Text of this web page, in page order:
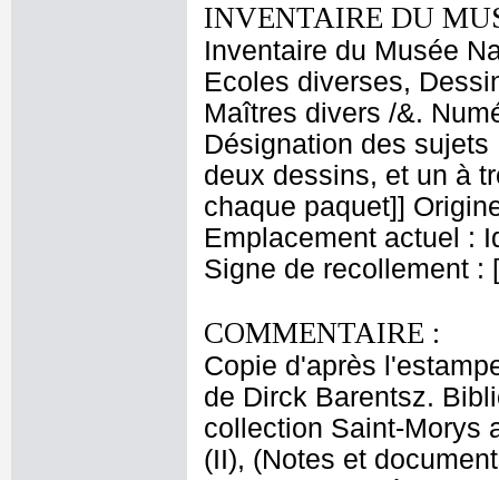
INVENTAIRE DU
Inventaire du Musée
Ecoles diverses,
Maîtres divers /&.
Désignation des
deux dessins, et un à
chaque paquet]]
Emplacement actuel :
Signe de recollement :
COMMENTAIRE :
Copie d'après
de Dirck Barentsz.
collection Saint-Morys
(II), (Notes et